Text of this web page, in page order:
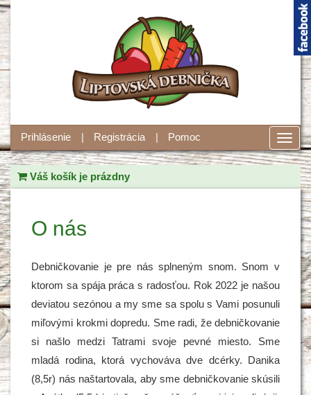
Prihlásenie Registrácia Pomoc
Váš košík je prázdny
O nás
Debničkovanie je pre nás splneným snom. Snom v
ktorom sa spája práca s radosťou. Rok 2022 je našou
deviatou sezónou a my sme sa spolu s Vami posunuli
miľovými krokmi dopredu. Sme radi, že debničkovanie
si našlo medzi Tatrami svoje pevné miesto. Sme
mladá rodina, ktorá vychováva dve dcérky. Danika
(8,5r) nás naštartovala, aby sme debničkovanie skúsili